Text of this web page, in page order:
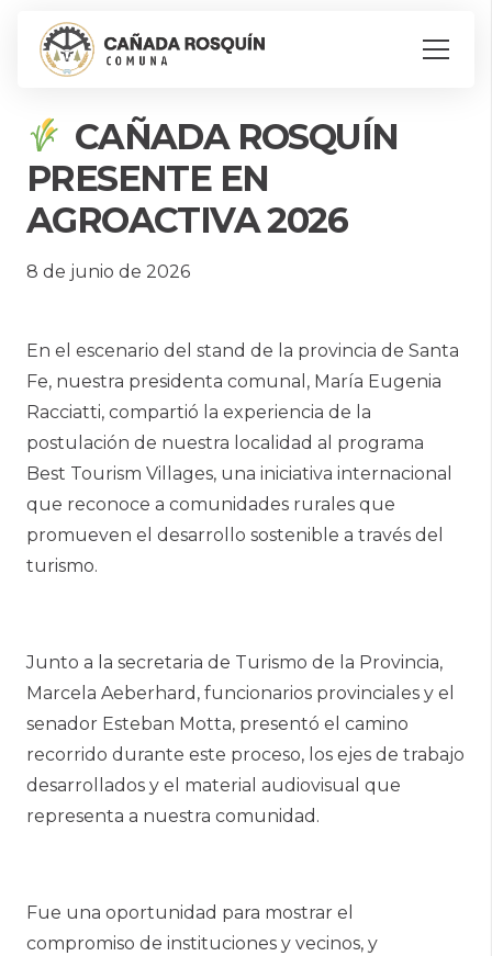
CAÑADA ROSQUÍN
PRESENTE EN
AGROACTIVA 2026
8 de junio de 2026
En el escenario del stand de la provincia de Santa
Fe, nuestra presidenta comunal, María Eugenia
Racciatti, compartió la experiencia de la
postulación de nuestra localidad al programa
Best Tourism Villages, una iniciativa internacional
que reconoce a comunidades rurales que
promueven el desarrollo sostenible a través del
turismo.
Junto a la secretaria de Turismo de la Provincia,
Marcela Aeberhard, funcionarios provinciales y el
senador Esteban Motta, presentó el camino
recorrido durante este proceso, los ejes de trabajo
desarrollados y el material audiovisual que
representa a nuestra comunidad.
Fue una oportunidad para mostrar el
compromiso de instituciones y vecinos, y